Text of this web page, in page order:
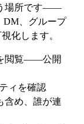
場所です——
DM、グループ
化します。
閲覧——公開
ィを確認
含め、誰が連